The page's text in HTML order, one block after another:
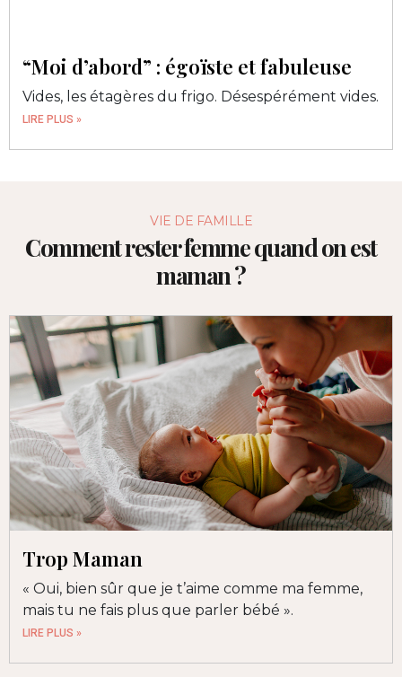
“Moi d’abord” : égoïste et fabuleuse
Vides, les étagères du frigo. Désespérément vides.
LIRE PLUS »
VIE DE FAMILLE
Comment rester femme quand on est
maman ?
Trop Maman
« Oui, bien sûr que je t’aime comme ma femme,
mais tu ne fais plus que parler bébé ».
LIRE PLUS »